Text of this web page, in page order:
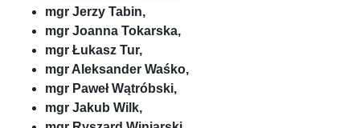
mgr Jerzy Tabin,
mgr Joanna Tokarska,
mgr Łukasz Tur,
mgr Aleksander Waśko,
mgr Paweł Wątróbski,
mgr Jakub Wilk,